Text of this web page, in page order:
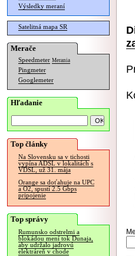
Výsledky meraní
Satelitná mapa SR
Merače
Speedmeter Merania
Pingmeter
Googlemeter
Hľadanie
Top články
Na Slovensku sa v tichosti
vypína ADSL v lokalitách s
VDSL, už 31. mája
Orange sa doťahuje na UPC
a O2, spustí 2.5 Gbps
pripojenie
Top správy
Rumunsko odstrelmi a
blokádou mení tok Dunaja,
aby udržalo jadrovú
elektráreň v chode